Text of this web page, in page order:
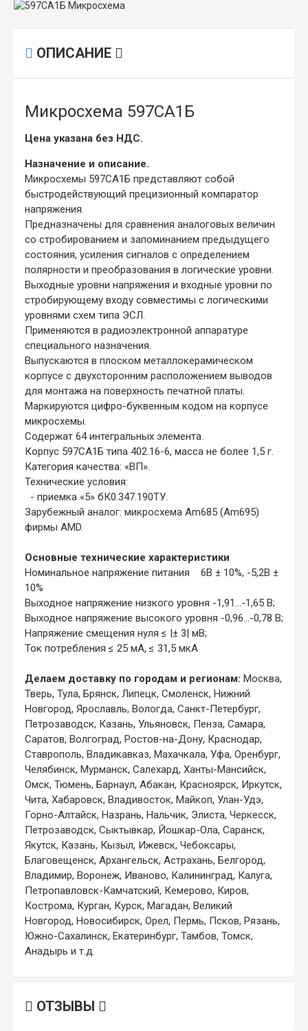
ОПИСАНИЕ
Микросхема 597СА1Б
Цена указана без НДС.
Назначение и описание.
Микросхемы 597СА1Б представляют собой
быстродействующий прецизионный компаратор
напряжения.
Предназначены для сравнения аналоговых величин
со стробированием и запоминанием предыдущего
состояния, усиления сигналов с определением
полярности и преобразования в логические уровни.
Выходные уровни напряжения и входные уровни по
стробирующему входу совместимы с логическими
уровнями схем типа ЭСЛ.
Применяются в радиоэлектронной аппаратуре
специального назначения.
Выпускаются в плоском металлокерамическом
корпусе с двухсторонним расположением выводов
для монтажа на поверхность печатной платы.
Маркируются цифро-буквенным кодом на корпусе
микросхемы.
Содержат 64 интегральных элемента.
Корпус 597СА1Б типа 402.16-6, масса не более 1,5 г.
Категория качества: «ВП».
Технические условия:
- приемка «5» бК0.347.190ТУ.
Зарубежный аналог: микросхема Am685 (Am695)
фирмы AMD.
Основные технические характеристики
Номинальное напряжение питания 6В ± 10%, -5,2В ±
10%
Выходное напряжение низкого уровня -1,91...-1,65 В;
Выходное напряжение высокого уровня -0,96...-0,78 В;
Напряжение смещения нуля ≤ |± 3| мВ;
Ток потребления ≤ 25 мА, ≤ 31,5 мкА
Делаем доставку по городам и регионам: Москва,
Тверь, Тула, Брянск, Липецк, Смоленск, Нижний
Новгород, Ярославль, Вологда, Санкт-Петербург,
Петрозаводск, Казань, Ульяновск, Пенза, Самара,
Саратов, Волгоград, Ростов-на-Дону, Краснодар,
Ставрополь, Владикавказ, Махачкала, Уфа, Оренбург,
Челябинск, Мурманск, Салехард, Ханты-Мансийск,
Омск, Тюмень, Барнаул, Абакан, Красноярск, Иркутск,
Чита, Хабаровск, Владивосток, Майкоп, Улан-Удэ,
Горно-Алтайск, Назрань, Нальчик, Элиста, Черкесск,
Петрозаводск, Сыктывкар, Йошкар-Ола, Саранск,
Якутск, Казань, Кызыл, Ижевск, Чебоксары,
Благовещенск, Архангельск, Астрахань, Белгород,
Владимир, Воронеж, Иваново, Калининград, Калуга,
Петропавловск-Камчатский, Кемерово, Киров,
Кострома, Курган, Курск, Магадан, Великий
Новгород, Новосибирск, Орел, Пермь, Псков, Рязань,
Южно-Сахалинск, Екатеринбург, Тамбов, Томск,
Анадырь и т.д.
ОТЗЫВЫ